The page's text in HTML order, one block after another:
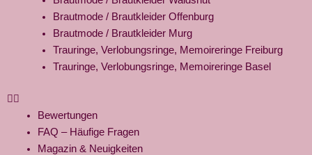
Brautmode / Brautkleider Offenburg
Brautmode / Brautkleider Murg
Trauringe, Verlobungsringe, Memoireringe Freiburg
Trauringe, Verlobungsringe, Memoireringe Basel
Bewertungen
FAQ – Häufige Fragen
Magazin & Neuigkeiten